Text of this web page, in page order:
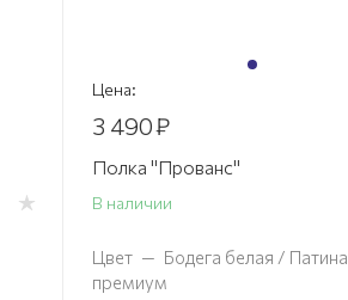
Цена:
3 490₽
Полка "Прованс"
В наличии
Цвет — Бодега белая / Патина
премиум